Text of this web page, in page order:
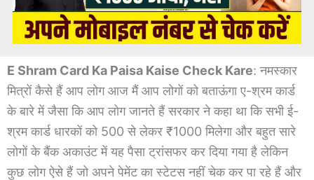
E Shram Card Ka Paisa Kaise Check Kare: नमस्कार
मित्रों कैसे हैं आप लोग आज मैं आप लोगों को बताऊंगा ए-श्रम कार्ड
के बारे में जैसा कि आप लोग जानते हैं सरकार ने कहा था कि सभी ई-
श्रम कार्ड धारकों को 500 से लेकर ₹1000 मिलेगा और बहुत सारे
लोगों के बैंक अकाउंट में यह पैसा ट्रांसफर कर दिया गया है लेकिन
कुछ लोग ऐसे हैं जो अपने पेमेंट का स्टेटस नहीं चेक कर पा रहे हैं और